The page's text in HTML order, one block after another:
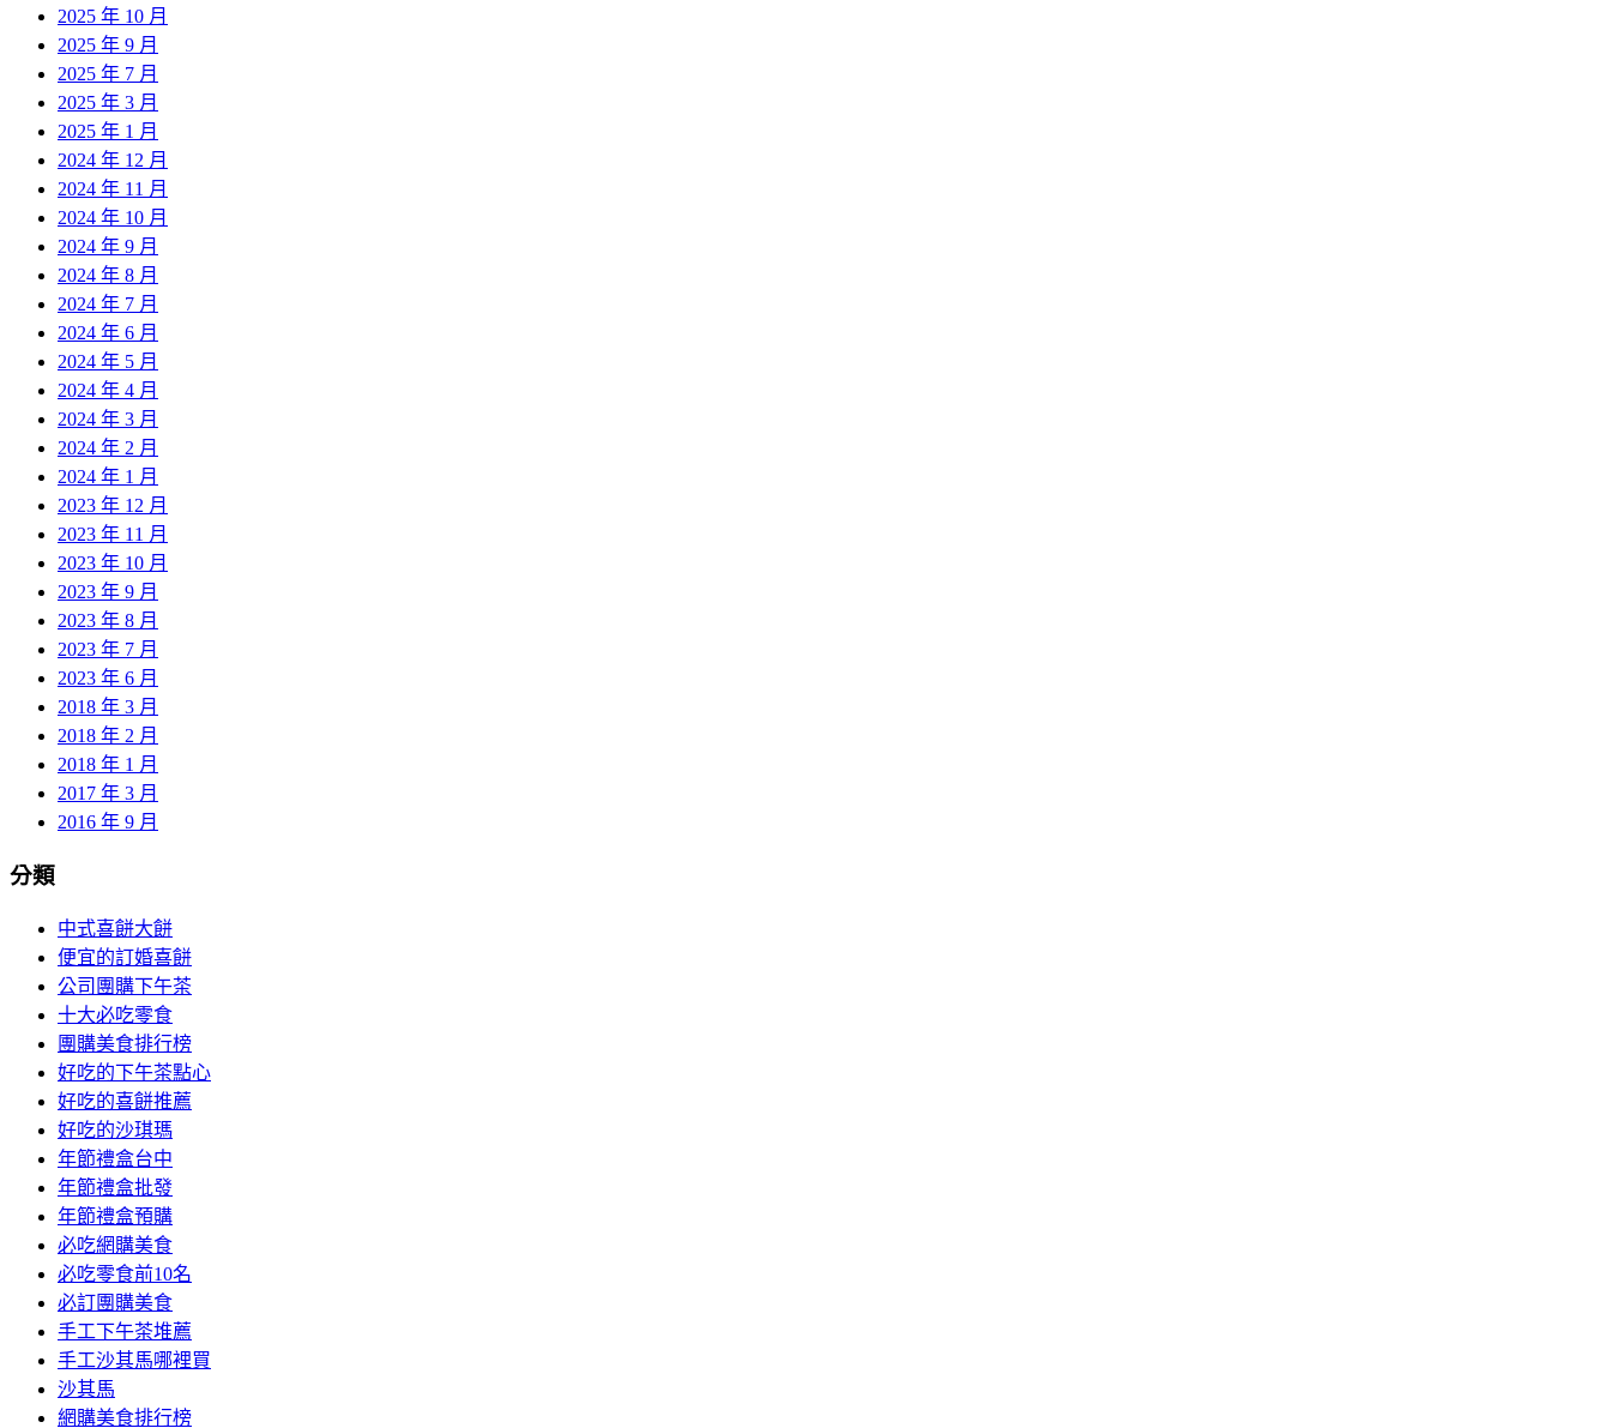
2025 年 10 月
2025 年 9 月
2025 年 7 月
2025 年 3 月
2025 年 1 月
2024 年 12 月
2024 年 11 月
2024 年 10 月
2024 年 9 月
2024 年 8 月
2024 年 7 月
2024 年 6 月
2024 年 5 月
2024 年 4 月
2024 年 3 月
2024 年 2 月
2024 年 1 月
2023 年 12 月
2023 年 11 月
2023 年 10 月
2023 年 9 月
2023 年 8 月
2023 年 7 月
2023 年 6 月
2018 年 3 月
2018 年 2 月
2018 年 1 月
2017 年 3 月
2016 年 9 月
分類
中式喜餅大餅
便宜的訂婚喜餅
公司團購下午茶
十大必吃零食
團購美食排行榜
好吃的下午茶點心
好吃的喜餅推薦
好吃的沙琪瑪
年節禮盒台中
年節禮盒批發
年節禮盒預購
必吃網購美食
必吃零食前10名
必訂團購美食
手工下午茶堆薦
手工沙其馬哪裡買
沙其馬
網購美食排行榜